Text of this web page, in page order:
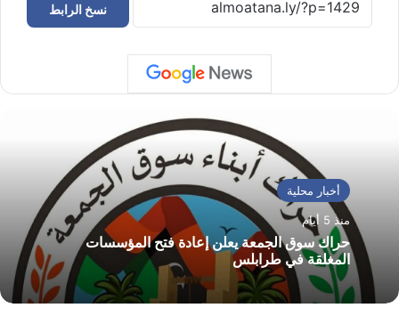
نسخ الرابط
أخبار محلية
منذ 5 أيام
حراك سوق الجمعة يعلن إعادة فتح المؤسسات
المغلقة في طرابلس